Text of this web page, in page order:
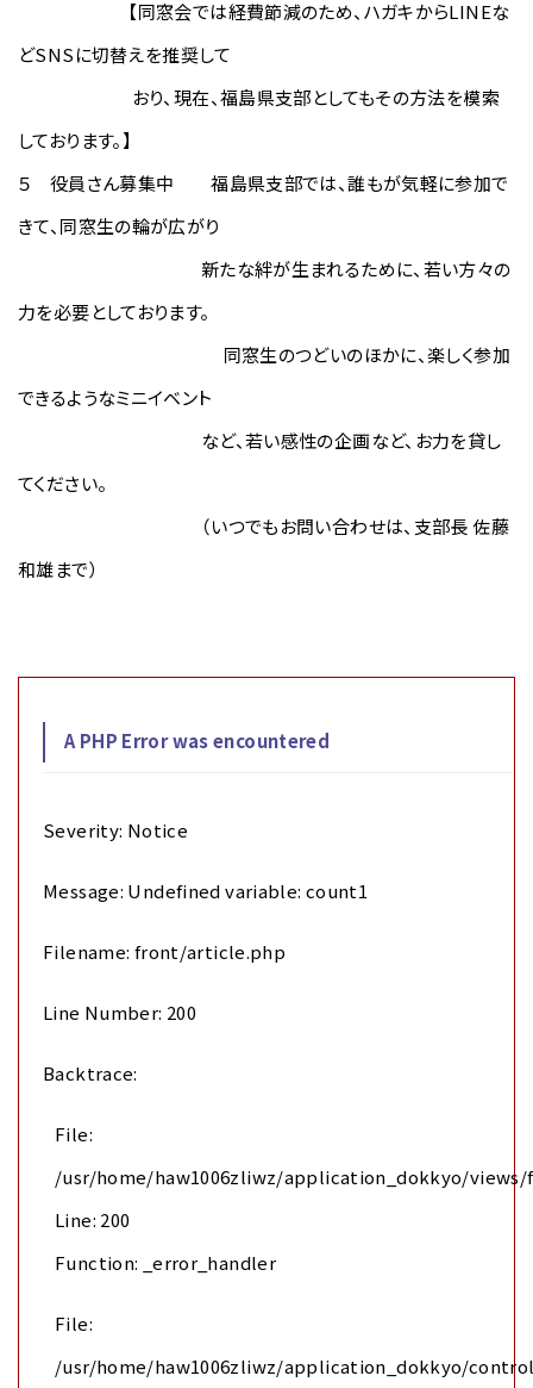
【同窓会では経費節減のため、ハガキからLINEな
どSNSに切替えを推奨して
おり、現在、福島県支部としてもその方法を模索
しております。】
５ 役員さん募集中 福島県支部では、誰もが気軽に参加で
きて、同窓生の輪が広がり
新たな絆が生まれるために、若い方々の
力を必要としております。
同窓生のつどいのほかに、楽しく参加
できるようなミニイベント
など、若い感性の企画など、お力を貸し
てください。
（いつでもお問い合わせは、支部長 佐藤
和雄まで）
A PHP Error was encountered
Severity: Notice
Message: Undefined variable: count1
Filename: front/article.php
Line Number: 200
Backtrace:
File:
/usr/home/haw1006zliwz/application_dokkyo/
Line: 200
Function: _error_handler
File:
/usr/home/haw1006zliwz/application_dokkyo/